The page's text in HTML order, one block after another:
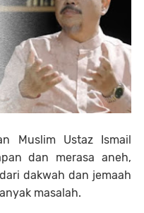
Muslim Ustaz Ismail
dan merasa aneh,
dakwah dan jemaah
masalah.